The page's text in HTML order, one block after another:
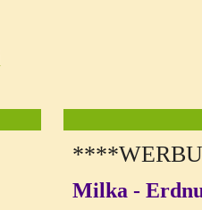
Milka -